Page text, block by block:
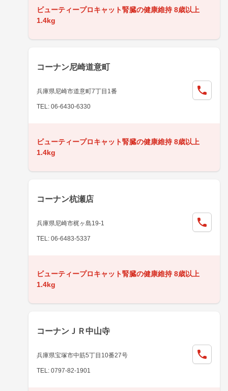
ビューティープロキャット腎臓の健康維持 8歳以上
1.4kg
コーナン尼崎道意町
兵庫県尼崎市道意町7丁目1番
TEL: 06-6430-6330
ビューティープロキャット腎臓の健康維持 8歳以上
1.4kg
コーナン杭瀬店
兵庫県尼崎市梶ヶ島19-1
TEL: 06-6483-5337
ビューティープロキャット腎臓の健康維持 8歳以上
1.4kg
コーナンＪＲ中山寺
兵庫県宝塚市中筋5丁目10番27号
TEL: 0797-82-1901